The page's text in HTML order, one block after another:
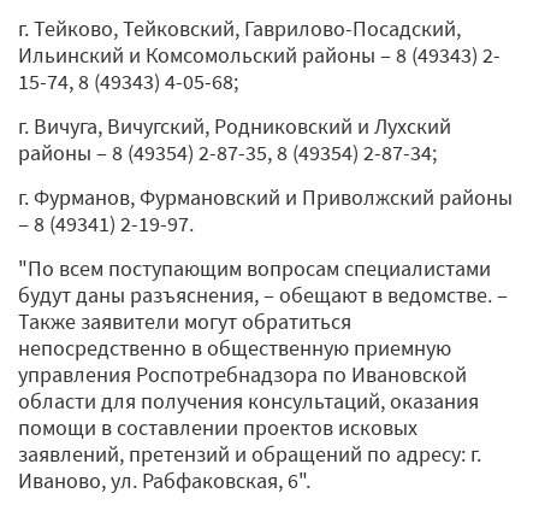
г. Тейково, Тейковский, Гаврилово-Посадский,
Ильинский и Комсомольский районы ‒ 8 (49343) 2-
15-74, 8 (49343) 4-05-68;
г. Вичуга, Вичугский, Родниковский и Лухский
районы ‒ 8 (49354) 2-87-35, 8 (49354) 2-87-34;
г. Фурманов, Фурмановский и Приволжский районы
‒ 8 (49341) 2-19-97.
"По всем поступающим вопросам специалистами
будут даны разъяснения, ‒ обещают в ведомстве. ‒
Также заявители могут обратиться
непосредственно в общественную приемную
управления Роспотребнадзора по Ивановской
области для получения консультаций, оказания
помощи в составлении проектов исковых
заявлений, претензий и обращений по адресу: г.
Иваново, ул. Рабфаковская, 6".